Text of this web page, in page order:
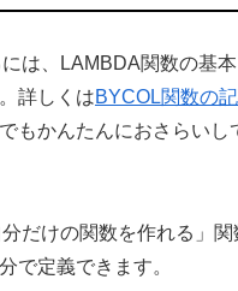
は、LAMBDA関数の基
詳しくはBYCOL関数の
もかんたんにおさらいし
だけの関数を作れる」関
で定義できます。